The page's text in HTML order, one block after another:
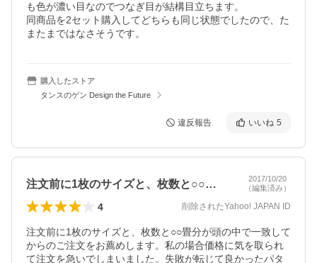
も色が濃い目なのでつなぎ目が結構目立ちます。
同商品を2セット購入してどちらも同じ状態でしたので、た
またまではなさそうです。
購入したストア
タンスのゲン Design the Future
違反報告 いいね 5
注文前に1枚のサイズと、枚数と○○畳分…
2017/10/20
（編集済み）
4 削除されたYahoo! JAPAN ID
注文前に1枚のサイズと、枚数と○○畳分が頭の中で一致して
からのご注文をお薦めします。私の場合価格に気を取られ
て注文を急いでしまいました。失敗が転じて良かったパタ